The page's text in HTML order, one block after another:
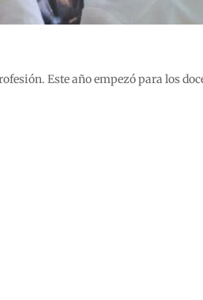
Este año empezó para los